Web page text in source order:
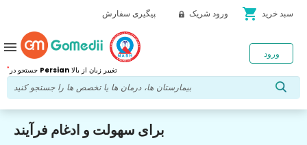
پیگیری سفارش ورود شریک shopping_cart سبد خرید
* Persian تغییر زبان از بالا
ورود menu
برای سهولت و ادغام فرآیند